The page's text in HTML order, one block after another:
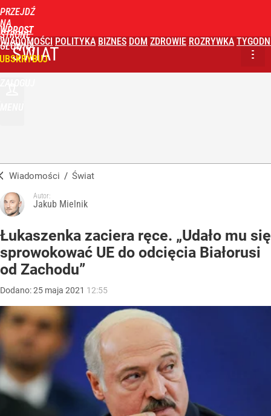
PRZEJDŹ
NA
STRONĘ
GŁÓWNĄ
WPROST
WIADOMOŚCI POLITYKA BIZNES DOM ZDROWIE ROZRYWKA
ŚWIAT
Wiadomości / Świat
Autor:
Jakub Mielnik
Łukaszenka zaciera ręce. „Udało mu się
sprowokować UE do odcięcia Białorusi
od Zachodu”
Dodano:25 maja 2021 12:55